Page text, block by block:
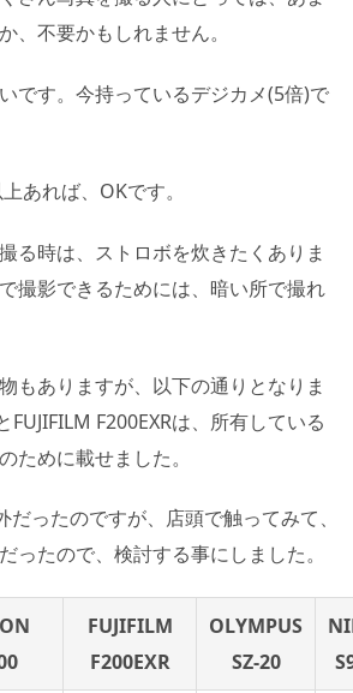
、不要かもしれません。
です。今持っているデジカメ(5倍)で
あれば、OKです。
る時は、ストロボを炊きたくありま
撮影できるためには、暗い所で撮れ
もありますが、以下の通りとなりま
F200EXRは、所有している
ために載せました。
だったのですが、店頭で触ってみて、
ったので、検討する事にしました。
FUJIFILM
F200EXR
OLYMPUS
SZ-20